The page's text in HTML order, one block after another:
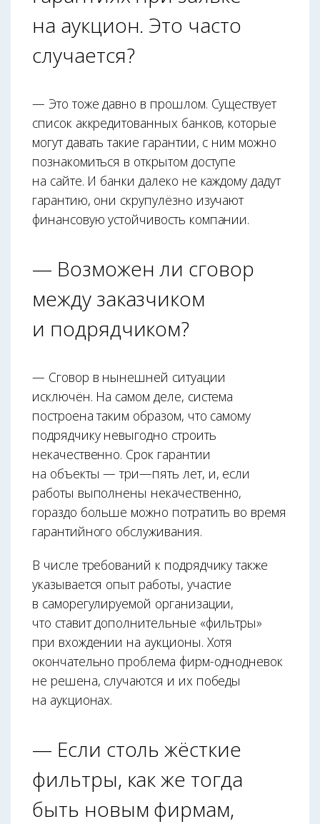
на аукцион. Это часто
случается?
— Это тоже давно в прошлом. Существует
список аккредитованных банков, которые
могут давать такие гарантии, с ним можно
познакомиться в открытом доступе
на сайте. И банки далеко не каждому дадут
гарантию, они скрупулёзно изучают
финансовую устойчивость компании.
— Возможен ли сговор
между заказчиком
и подрядчиком?
— Сговор в нынешней ситуации
исключён. На самом деле, система
построена таким образом, что самому
подрядчику невыгодно строить
некачественно. Срок гарантии
на объекты — три—пять лет, и, если
работы выполнены некачественно,
гораздо больше можно потратить во время
гарантийного обслуживания.
В числе требований к подрядчику также
указывается опыт работы, участие
в саморегулируемой организации,
что ставит дополнительные «фильтры»
при вхождении на аукционы. Хотя
окончательно проблема фирм-однодневок
не решена, случаются и их победы
на аукционах.
— Если столь жёсткие
фильтры, как же тогда
быть новым фирмам,